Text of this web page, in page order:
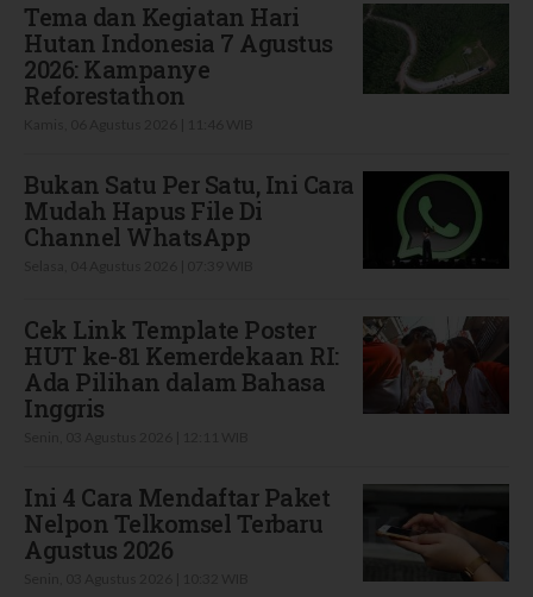
Tema dan Kegiatan Hari
Hutan Indonesia 7 Agustus
2026: Kampanye
Reforestathon
Bukan Satu Per Satu, Ini Cara
Mudah Hapus File Di
Channel WhatsApp
Cek Link Template Poster
HUT ke-81 Kemerdekaan RI:
Ada Pilihan dalam Bahasa
Inggris
Ini 4 Cara Mendaftar Paket
Nelpon Telkomsel Terbaru
Agustus 2026